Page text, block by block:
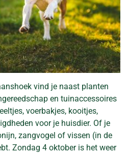
vind je naast planten
en tuinaccessoires
voerbakjes, kooitjes,
voor je huisdier. Of je
zangvogel of vissen (in de
Zondag 4 oktober is het weer